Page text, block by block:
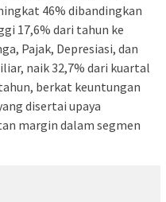
46% dibandingkan
17,6% dari tahun ke
Pajak, Depresiasi, dan
naik 32,7% dari kuartal
berkat keuntungan
disertai upaya
margin dalam segmen